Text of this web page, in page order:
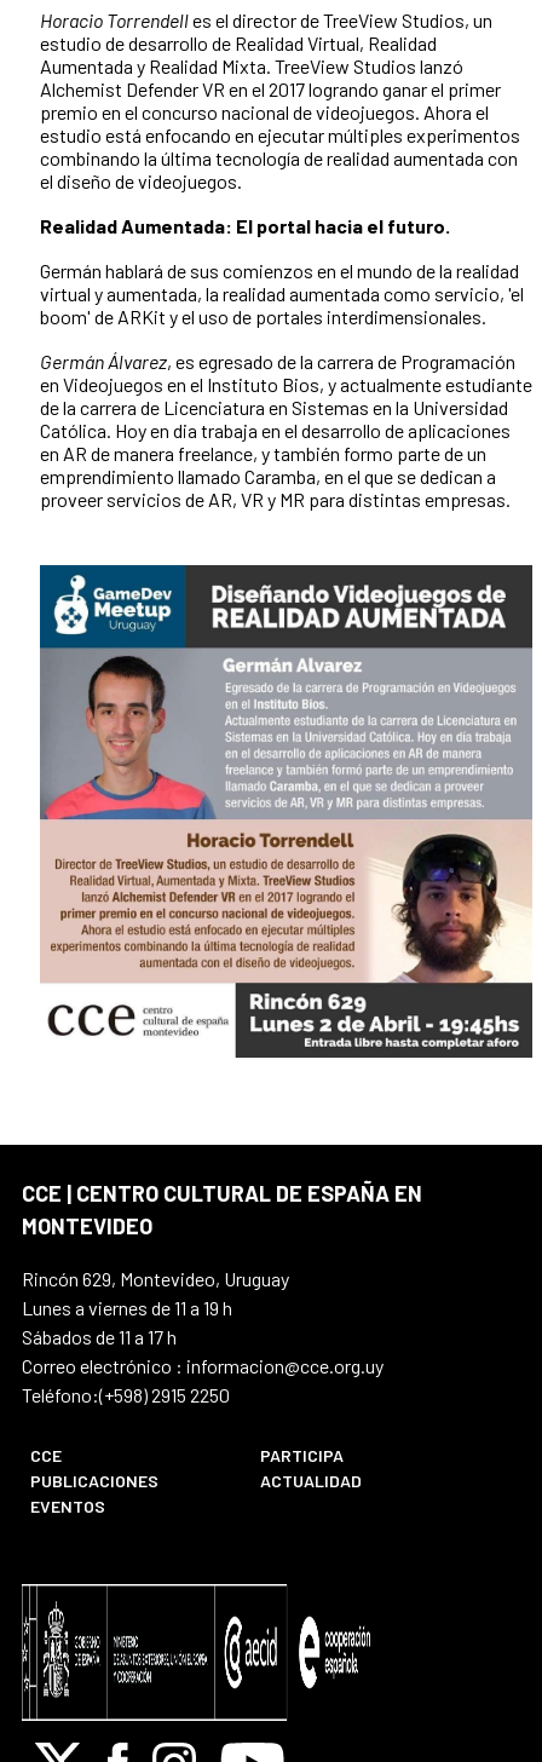
Horacio Torrendelles el director de TreeView Studios, un
estudio de desarrollo de Realidad Virtual, Realidad
Aumentada y Realidad Mixta. TreeView Studios lanzó
Alchemist Defender VR en el 2017 logrando ganar el primer
premio en el concurso nacional de videojuegos. Ahora el
estudio está enfocando en ejecutar múltiples experimentos
combinando la última tecnología de realidad aumentada con
el diseño de videojuegos.
Realidad Aumentada: El portal hacia el futuro.
Germán hablará de sus comienzos en el mundo de la realidad
virtual y aumentada, la realidad aumentada como servicio, 'el
boom' de ARKit y el uso de portales interdimensionales.
Germán Álvarez, es egresado de la carrera de Programación
en Videojuegos en el Instituto Bios, y actualmente estudiante
de la carrera de Licenciatura en Sistemas en la Universidad
Católica. Hoy en dia trabaja en el desarrollo de aplicaciones
en AR de manera freelance, y también formo parte de un
emprendimiento llamado Caramba, en el que se dedican a
proveer servicios de AR, VR y MR para distintas empresas.
CCE | CENTRO CULTURAL DE ESPAÑA EN
MONTEVIDEO
Rincón 629, Montevideo, Uruguay
Lunes a viernes de 11 a 19 h
Sábados de 11 a 17 h
Correo electrónico : informacion@cce.org.uy
Teléfono:(+598) 2915 2250
CCE
PARTICIPA
PUBLICACIONES
ACTUALIDAD
EVENTOS